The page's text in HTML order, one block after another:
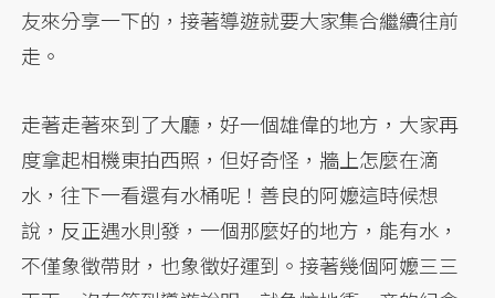
友來分享一下的，接著導遊就要大家集合繼續往前
走。
走著走著來到了大廳，好一個雄偉的地方，大家再
度拿起相機東拍西照，但好奇怪，牆上怎麼在滴
水，往下一看還有水桶呢！善良的阿嬤這時候想
說，反正遇水則發，一個那麼好的地方，能有水，
不僅象徵帶財，也象徵好運到。接著幾個阿嬤三三